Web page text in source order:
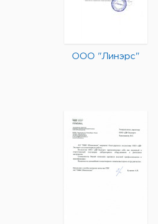
ООО "Линэрс"